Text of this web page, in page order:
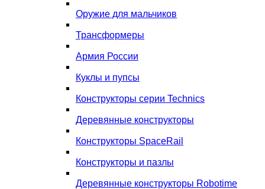
Оружие для мальчиков
Трансформеры
Армия России
Куклы и пупсы
Конструкторы серии Technics
Деревянные конструкторы
Конструкторы SpaceRail
Конструкторы и пазлы
Деревянные конструкторы Robotime